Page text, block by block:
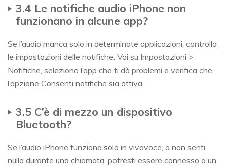
3.4 Le notifiche audio iPhone non
funzionano in alcune app?
Se l’audio manca solo in determinate applicazioni, controlla
le impostazioni delle notifiche. Vai su Impostazioni >
Notifiche, seleziona l’app che ti dà problemi e verifica che
l’opzione Consenti notifiche sia attiva.
3.5 C’è di mezzo un dispositivo
Bluetooth?
Se l’audio iPhone funziona solo in vivavoce, o non senti
nulla durante una chiamata, potresti essere connesso a un